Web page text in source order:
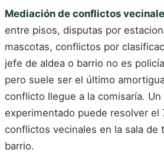
Mediación de conflictos
entre pisos, disputas por
mascotas, conflictos por
jefe de aldea o barrio no es
pero suele ser el último
conflicto llegue a la comisaría.
experimentado puede resolver el
conflictos vecinales en la sala de
barrio.